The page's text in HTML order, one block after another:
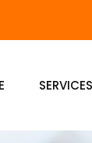
SERVICES